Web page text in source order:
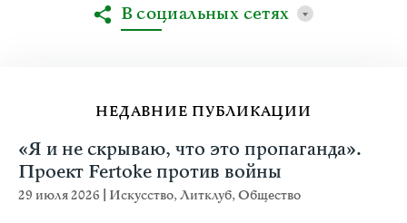
НЕДАВНИЕ ПУБЛИКАЦИИ
«Я и не скрываю, что это пропаганда».
Проект Fertoke против войны
29 июля 2026 Искусство,Литклуб,Общество
В социальных сетях